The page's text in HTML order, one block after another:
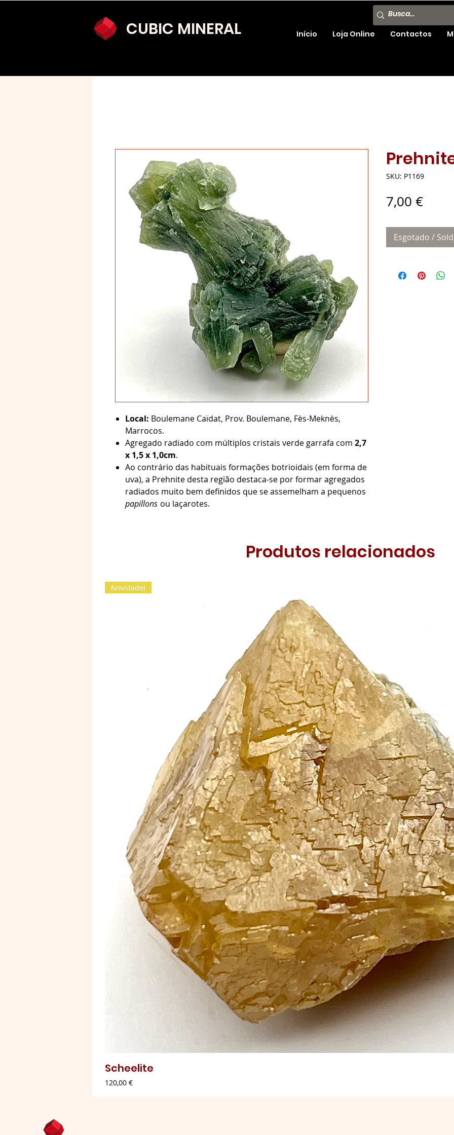
CUBIC MINERAL Início Loja Online Contactos
Local: Boulemane Caïdat, Prov. Boulemane, Fès-Meknès,
Marrocos.
Agregado radiado com múltiplos cristais verde garrafa com 2,7
x 1,5 x 1,0cm.
Ao contrário das habituais formações botrioidais (em forma de
uva), a Prehnite desta região destaca-se por formar agregados
radiados muito bem definidos que se assemelham a pequenos
papillons ou laçarotes.
SKU: P1169
7,00 €Preço
Esgotado / Sold
Produtos relacionados
Novidade!
Scheelite
Preço
120,00 €